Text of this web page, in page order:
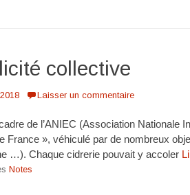
collective
Laisser un commentaire
de l’ANIEC (Association Nationale
France », véhiculé par de nombreux
…). Chaque cidrerie pouvait y accoler
Notes